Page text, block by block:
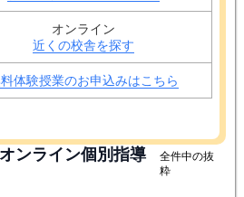
小学生/中学生/高校生
お見積りシミュレーション
オンライン
近くの校舎を探す